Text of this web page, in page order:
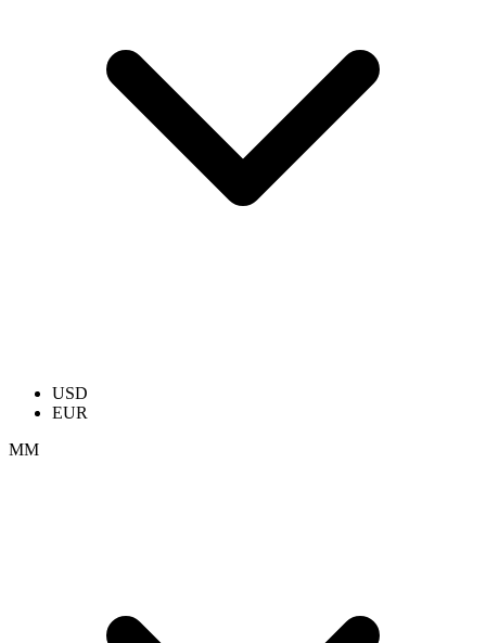
USD
EUR
ММ